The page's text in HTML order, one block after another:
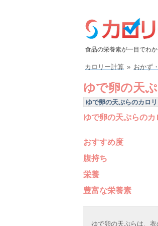
食品の栄養素が一目でわ
カロリー計算 » おかず
ゆで卵の天
ゆで卵の天ぷらのカロ
ゆで卵の天ぷらのカ
おすすめ度
腹持ち
栄養
豊富な栄養素
ゆで卵の天ぷらは、